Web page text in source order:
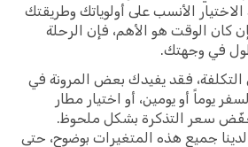
الأنسب على أولوياتك وطريقتك
كان الوقت هو الأهم، فإن الرحلة
في وجهتك.
فقد يفيدك بعض المرونة في
يوماً أو يومين، أو اختيار مطار
سعر التذكرة بشكل ملحوظ.
جميع هذه المتغيرات بوضوح، حتى